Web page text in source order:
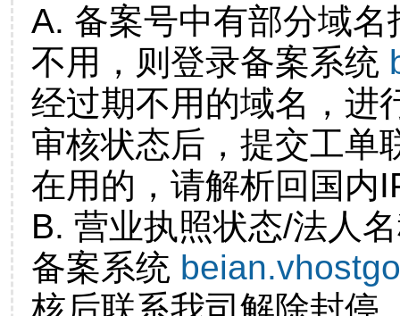
A. 备案号中有部分域
不用，则登录备案系统
经过期不用的域名，进
审核状态后，提交工单
在用的，请解析回国内
B. 营业执照状态/法人
备案系统